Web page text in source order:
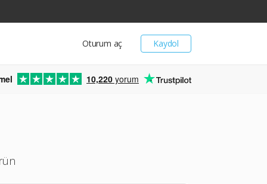
Kaydol
Oturum aç
10,220 yorum